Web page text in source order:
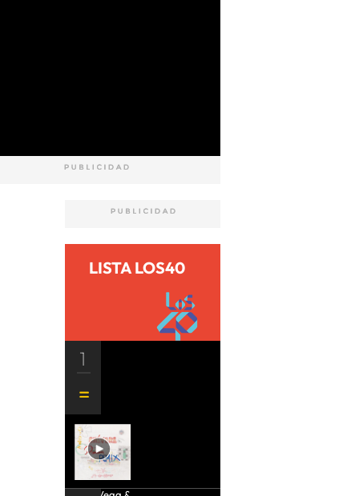
LISTA LOS40
1